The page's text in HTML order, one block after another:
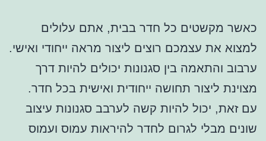
כאשר מקשטים כל חדר בבית, אתם עלולים
למצוא את עצמכם רוצים ליצור מראה ייחודי ואישי.
ערבוב והתאמה בין סגנונות יכולים להיות דרך
מצוינת ליצור תחושה ייחודית ואישית בכל חדר.
עם זאת, יכול להיות קשה לערבב סגנונות עיצוב
שונים מבלי לגרום לחדר להיראות עמוס ועמוס